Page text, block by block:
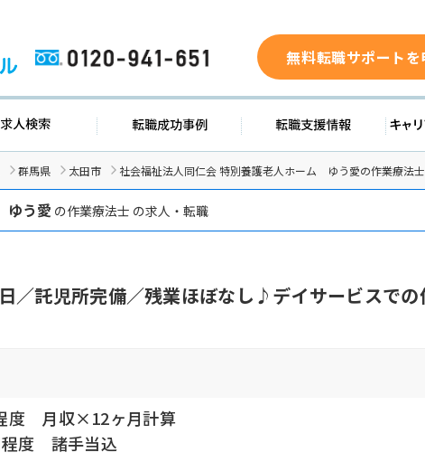
0120-941-651 無料転職サポート
ド 求人検索 転職成功事例 転職支
群馬県 太田市 社会福祉法人同仁会 特別養護老人ホーム ゆう愛の作業療法
ゆう愛 の作業療法士 の求人・転職
／託児所完備／残業ほぼなし♪デイサービスで
程度 月収×12ヶ月計算
程度 諸手当込